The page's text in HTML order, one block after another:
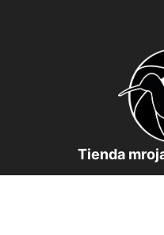
Tienda